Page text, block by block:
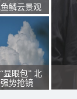
鳞云景观
显眼包” 北
势抢镜